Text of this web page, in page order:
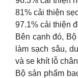
81% cải thiện
97.1% cải thiện
Bên cạnh đó,
làm sạch sâu,
và se khít lỗ
Bộ sản phẩm